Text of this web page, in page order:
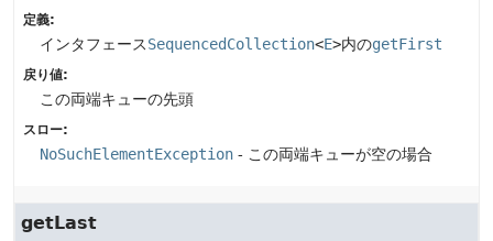
定義:
インタフェースSequencedCollection<E>内のgetFirst
戻り値:
この両端キューの先頭
スロー:
NoSuchElementException - この両端キューが空の場合
getLast